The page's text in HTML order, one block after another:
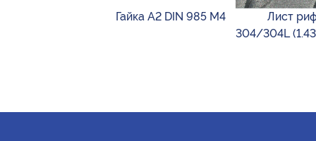
Гайка А2 DIN 985 М4
Лист
304/304L